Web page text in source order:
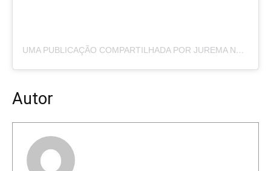
UMA PUBLICAÇÃO COMPARTILHADA POR JUREMA NEWS (@PORTALJUREMANEWS)
Autor